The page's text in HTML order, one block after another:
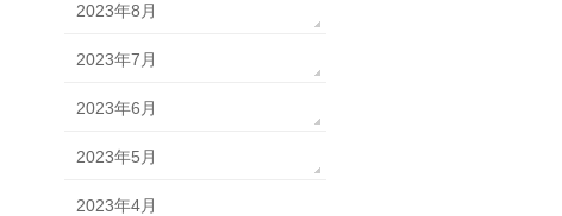
2023年8月
2023年7月
2023年6月
2023年5月
2023年4月